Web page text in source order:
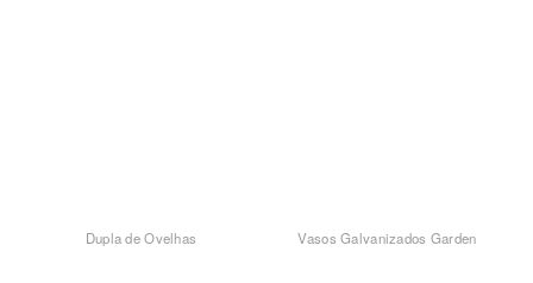
Dupla de Ovelhas Vasos Galvanizados Garden